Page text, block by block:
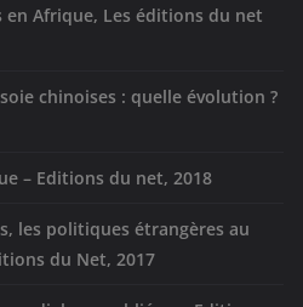
Afrique, Les éditions du net
chinoises : quelle évolution ?
– Editions du net, 2018
les politiques étrangères au
du Net, 2017